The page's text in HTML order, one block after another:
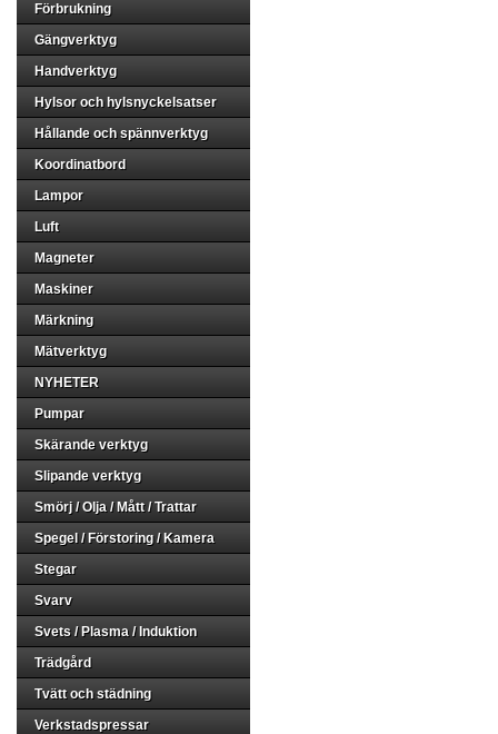
Förbrukning
Gängverktyg
Handverktyg
Hylsor och hylsnyckelsatser
Hållande och spännverktyg
Koordinatbord
Lampor
Luft
Magneter
Maskiner
Märkning
Mätverktyg
NYHETER
Pumpar
Skärande verktyg
Slipande verktyg
Smörj / Olja / Mått / Trattar
Spegel / Förstoring / Kamera
Stegar
Svarv
Svets / Plasma / Induktion
Trädgård
Tvätt och städning
Verkstadspressar